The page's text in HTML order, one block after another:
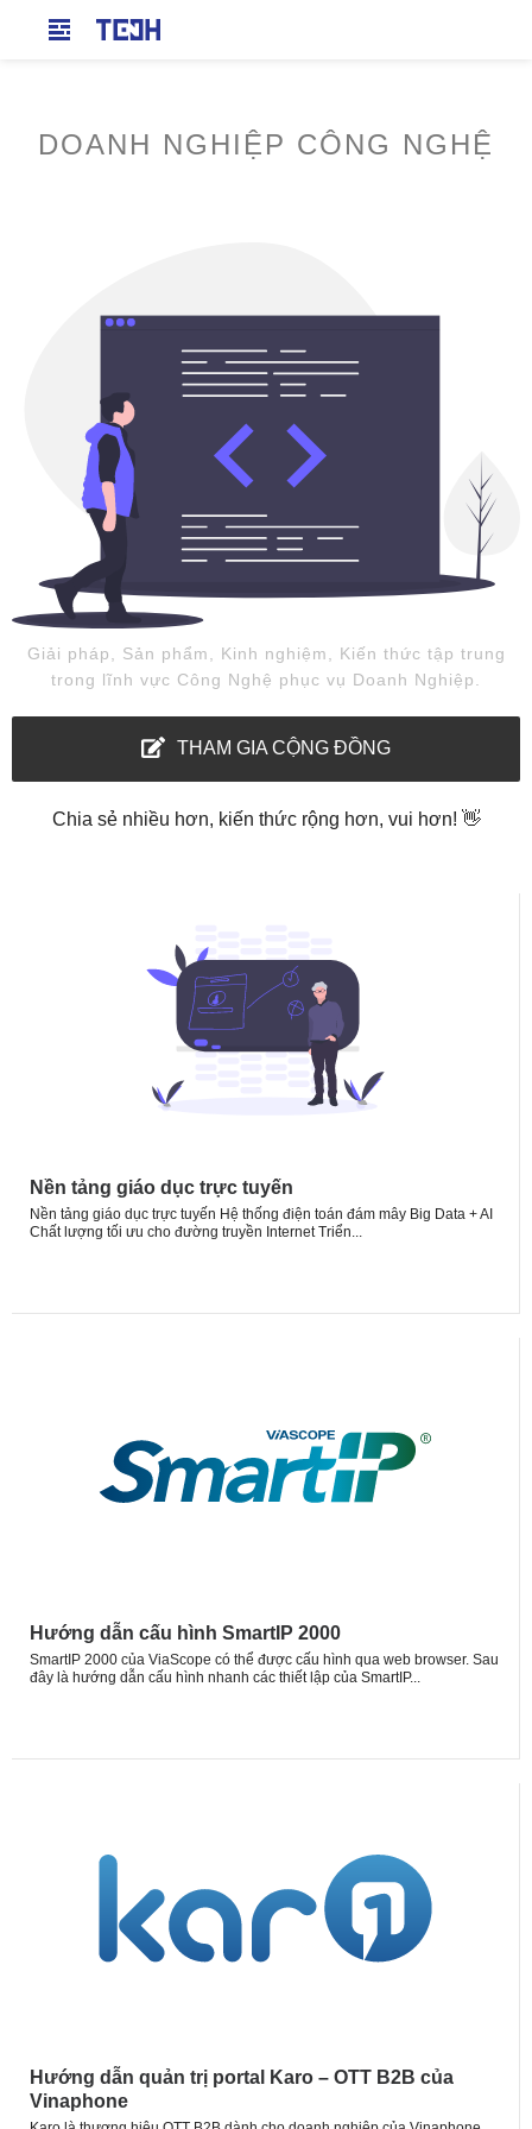
DOANH NGHIỆP CÔNG NGHỆ
Giải pháp, Sản phẩm, Kinh nghiệm, Kiến thức tập trung
trong lĩnh vực Công Nghệ phục vụ Doanh Nghiệp.
THAM GIA CỘNG ĐỒNG
Chia sẻ nhiều hơn, kiến thức rộng hơn, vui hơn! 👋
Nền tảng giáo dục trực tuyến
Nền tảng giáo dục trực tuyến Hệ thống điện toán đám mây Big Data + AI
Chất lượng tối ưu cho đường truyền Internet Triển...
Hướng dẫn cấu hình SmartIP 2000
SmartIP 2000 của ViaScope có thể được cấu hình qua web browser. Sau
đây là hướng dẫn cấu hình nhanh các thiết lập của SmartIP...
Hướng dẫn quản trị portal Karo – OTT B2B của
Vinaphone